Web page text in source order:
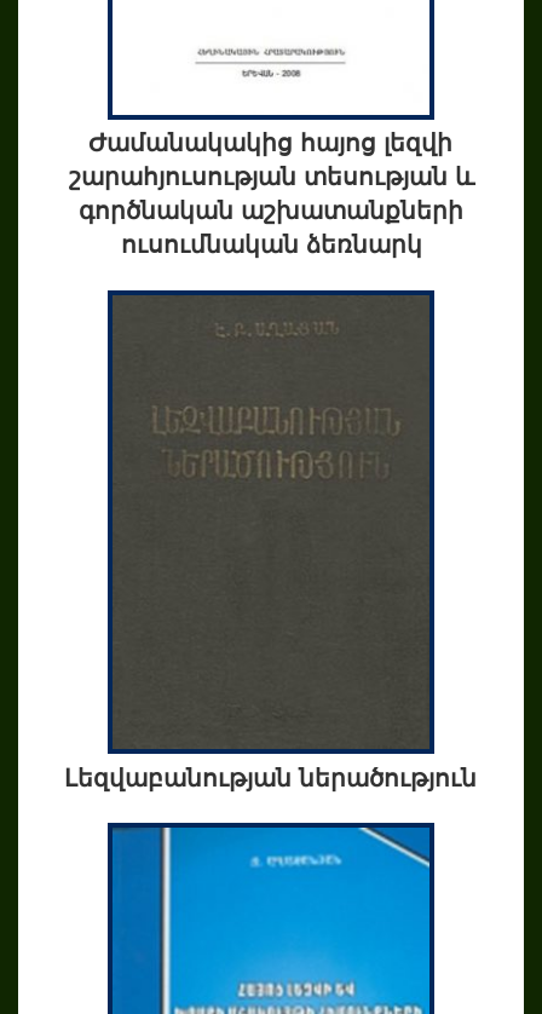
Ժամանակակից հայոց լեզվի
շարահյուսության տեսության և
գործնական աշխատանքների
ուսումնական ձեռնարկ
Լեզվաբանության ներածություն